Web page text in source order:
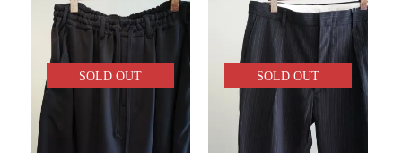
SOLD OUT SOLD OUT